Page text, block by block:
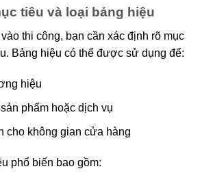
tiêu và loại bảng hiệu
thi công, bạn cần xác định rõ mục
Bảng hiệu có thể được sử dụng để:
hiệu
phẩm hoặc dịch vụ
cho không gian cửa hàng
phổ biến bao gồm: